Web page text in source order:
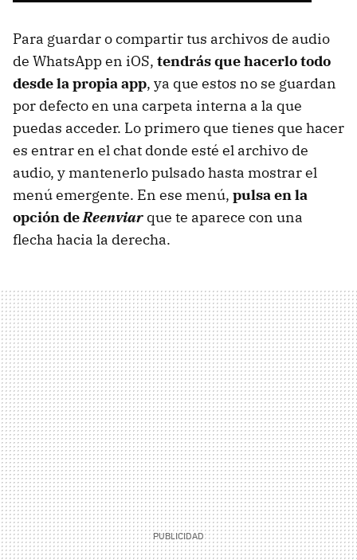
Para guardar o compartir tus archivos de audio
de WhatsApp en iOS, tendrás que hacerlo todo
desde la propia app, ya que estos no se guardan
por defecto en una carpeta interna a la que
puedas acceder. Lo primero que tienes que hacer
es entrar en el chat donde esté el archivo de
audio, y mantenerlo pulsado hasta mostrar el
menú emergente. En ese menú, pulsa en la
opción deReenviar que te aparece con una
flecha hacia la derecha.